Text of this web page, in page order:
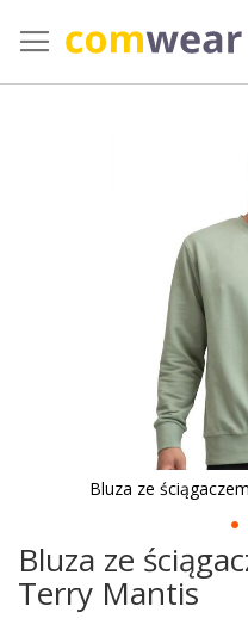
do
treści
Bluza ze
Terry Mantis
Bluza ze
Przejdź
na
początek